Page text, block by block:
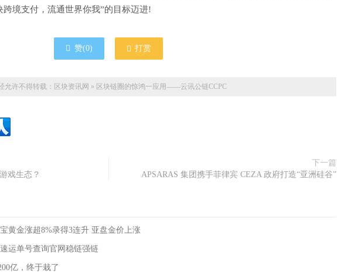
跨境支付，流通世界你我”的目标迈进!
赞(0) 打赏
允许不得转载： 区块资讯网 » 区块链圈的惊鸿一应用——云讯公链CCPC
戏生态？
下一篇
APSARAS 集团携手菲律宾 CEZA 政府打造“亚洲硅谷”
黄金涨超8%录得3连升 亚盘金价上涨
运单号查询官网稳链强链
亿，终于栽了